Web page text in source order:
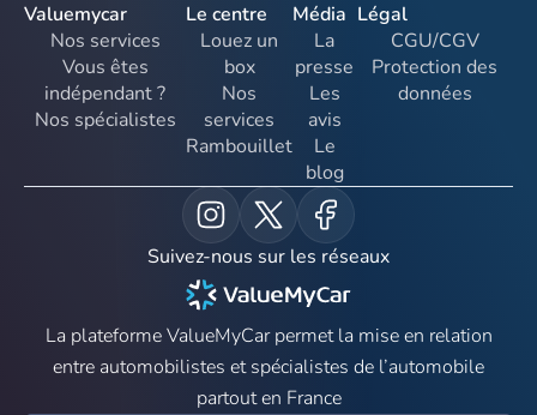
Valuemycar
Nos services
Vous êtes
indépendant ?
Nos spécialistes
Le centre
Louez un
box
Nos
services
Rambouillet
Média
La
presse
Les
avis
Le
blog
Légal
CGU/CGV
Protection des
données
Suivez-nous sur les réseaux
La plateforme ValueMyCar permet la mise en relation
entre automobilistes et spécialistes de l’automobile
partout en France